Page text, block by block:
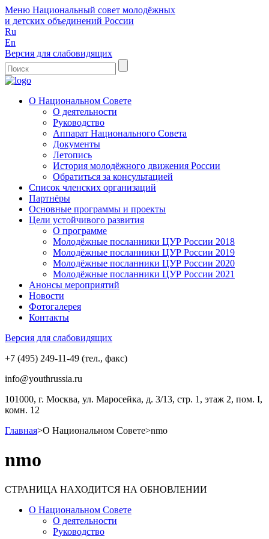
Меню Национальный совет молодёжных
и детских объединений России
Ru
En
Версия для слабовидящих
О Национальном Совете
О деятельности
Руководство
Аппарат Национального Совета
Документы
Летопись
История молодёжного движения России
Обратиться за консультацией
Список членских организаций
Партнёры
Основные программы и проекты
Цели устойчивого развития
О программе
Молодёжные посланники ЦУР России 2018
Молодёжные посланники ЦУР России 2019
Молодёжные посланники ЦУР России 2020
Молодёжные посланники ЦУР России 2021
Анонсы мероприятий
Новости
Фотогалерея
Контакты
Версия для слабовидящих
+7 (495) 249-11-49 (тел., факс)
info@youthrussia.ru
101000, г. Москва, ул. Маросейка, д. 3/13, стр. 1, этаж 2, пом. I,
комн. 12
Главная>О Национальном Совете>nmo
nmo
СТРАНИЦА НАХОДИТСЯ НА ОБНОВЛЕНИИ
О Национальном Совете
О деятельности
Руководство